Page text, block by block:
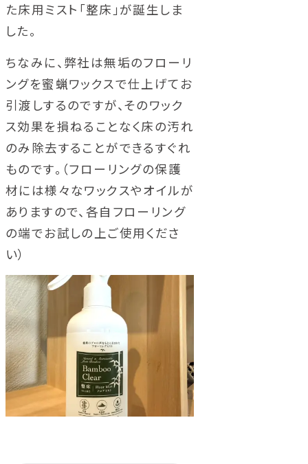
た床用ミスト「整床」が誕生しま
した。
ちなみに、弊社は無垢のフローリ
ングを蜜蝋ワックスで仕上げてお
引渡しするのですが、そのワック
ス効果を損ねることなく床の汚れ
のみ除去することができるすぐれ
ものです。（フローリングの保護
材には様々なワックスやオイルが
ありますので、各自フローリング
の端でお試しの上ご使用くださ
い）